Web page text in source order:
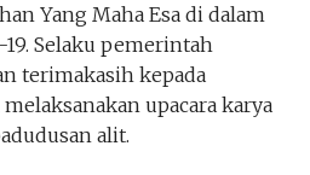
Yang Maha Esa di dalam
Selaku pemerintah
terimakasih kepada
upacara karya
alit.